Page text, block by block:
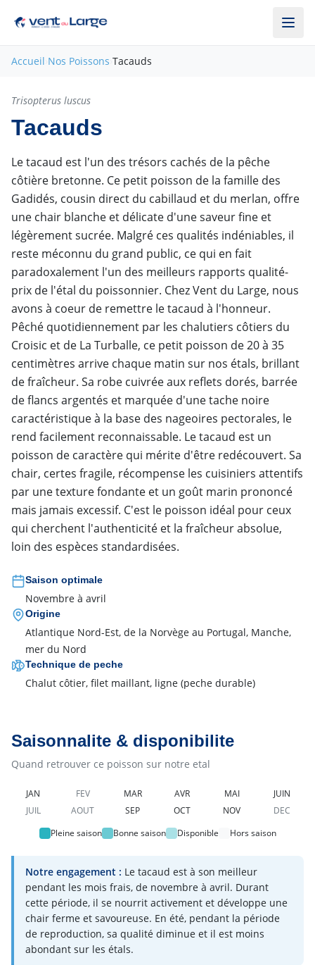
Accueil Nos Poissons Tacauds
Hors saison
Trisopterus luscus
Tacauds
Le tacaud est l'un des trésors cachés de la pêche
côtière bretonne. Ce petit poisson de la famille des
Gadidés, cousin direct du cabillaud et du merlan, offre
une chair blanche et délicate d'une saveur fine et
légèrement sucrée. Malgré ces qualités indéniables, il
reste méconnu du grand public, ce qui en fait
paradoxalement l'un des meilleurs rapports qualité-
prix de l'étal du poissonnier. Chez Vent du Large, nous
avons à coeur de remettre le tacaud à l'honneur.
Pêché quotidiennement par les chalutiers côtiers du
Croisic et de La Turballe, ce petit poisson de 20 à 35
centimètres arrive chaque matin sur nos étals, brillant
de fraîcheur. Sa robe cuivrée aux reflets dorés, barrée
de flancs argentés et marquée d'une tache noire
caractéristique à la base des nageoires pectorales, le
rend facilement reconnaissable. Le tacaud est un
poisson de caractère qui mérite d'être redécouvert. Sa
chair, certes fragile, récompense les cuisiniers attentifs
par une texture fondante et un goût marin prononcé
mais jamais excessif. C'est le poisson idéal pour ceux
qui cherchent l'authenticité et la fraîcheur absolue,
loin des espèces standardisées.
Saison optimale
Novembre à avril
Origine
Atlantique Nord-Est, de la Norvège au Portugal, Manche,
mer du Nord
Technique de peche
Chalut côtier, filet maillant, ligne (peche durable)
Saisonnalite & disponibilite
Quand retrouver ce poisson sur notre etal
JAN FEV MAR AVR MAI
JUIN
JUIL
AOUT SEP OCT NOV
DEC
Pleine saison
Bonne saison Disponible Hors saison
Notre engagement : Le tacaud est à son meilleur
pendant les mois frais, de novembre à avril. Durant
cette période, il se nourrit activement et développe une
chair ferme et savoureuse. En été, pendant la période
de reproduction, sa qualité diminue et il est moins
abondant sur les étals.